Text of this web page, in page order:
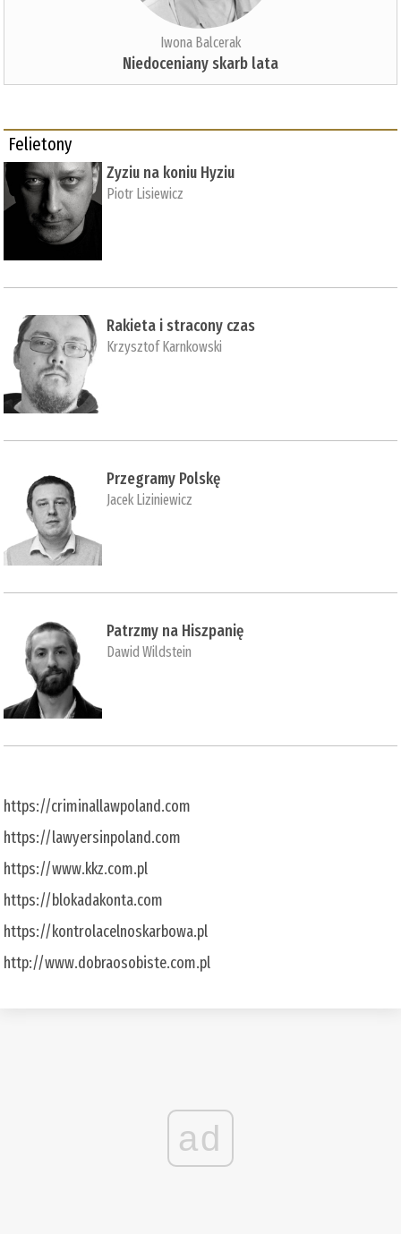
Iwona Balcerak
Niedoceniany skarb lata
Felietony
Zyziu na koniu Hyziu
Piotr Lisiewicz
Rakieta i stracony czas
Krzysztof Karnkowski
Przegramy Polskę
Jacek Liziniewicz
Patrzmy na Hiszpanię
Dawid Wildstein
https://criminallawpoland.com
https://lawyersinpoland.com
https://www.kkz.com.pl
https://blokadakonta.com
https://kontrolacelnoskarbowa.pl
http://www.dobraosobiste.com.pl
ad